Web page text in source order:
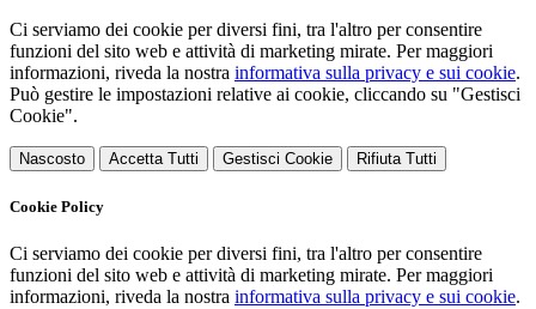
Ci serviamo dei cookie per diversi fini, tra l'altro per consentire
funzioni del sito web e attività di marketing mirate. Per maggiori
informazioni, riveda la nostra informativa sulla privacy e sui cookie.
Può gestire le impostazioni relative ai cookie, cliccando su "Gestisci
Cookie".
Nascosto Accetta Tutti Gestisci Cookie Rifiuta Tutti
Cookie Policy
Ci serviamo dei cookie per diversi fini, tra l'altro per consentire
funzioni del sito web e attività di marketing mirate. Per maggiori
informazioni, riveda la nostra informativa sulla privacy e sui cookie.